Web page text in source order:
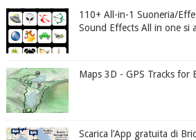
110+ All-in-1 Suoneria/
Sound Effects All in one si
Maps 3D - GPS Tracks for
Scarica l’App gratuita di